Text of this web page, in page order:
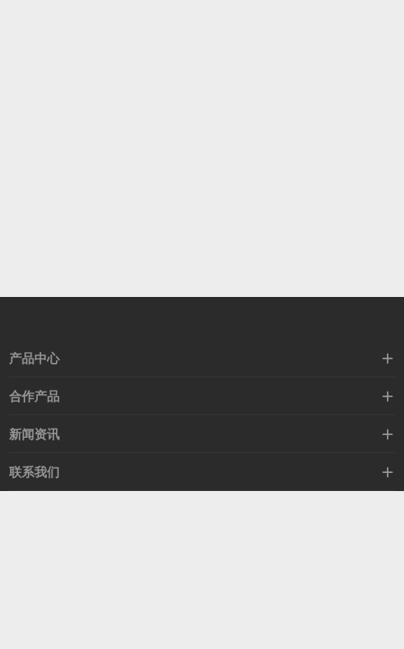
产品中心
高速线缆
以太网交换机
合作产品
希捷硬盘
新闻资讯
行业动态
技术视角
联系我们